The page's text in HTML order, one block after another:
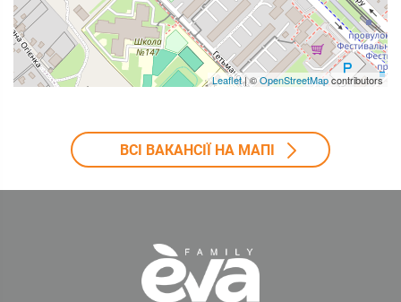
Leaflet| ©OpenStreetMapcontributors
ВСІ ВАКАНСІЇ НА МАПІ